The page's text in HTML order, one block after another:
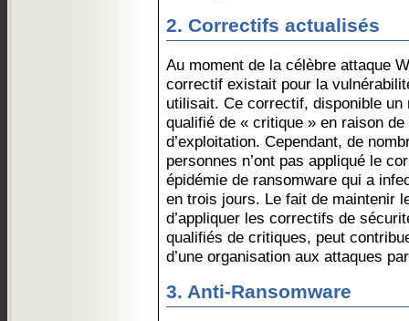
2. Correctifs actualisés
Au moment de la célèbre attaque
correctif existait pour la
utilisait. Ce correctif, disponible un
qualifié de « critique » en raison
d’exploitation. Cependant, de
personnes n’ont pas appliqué le
épidémie de ransomware qui a
en trois jours. Le fait de maintenir
d’appliquer les correctifs de
qualifiés de critiques, peut
d’une organisation aux attaques
3. Anti-Ransomware